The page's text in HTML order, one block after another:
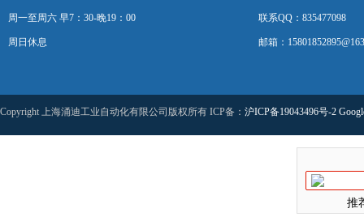
周一至周六 早7：30-晚19：00
周日休息
联系QQ：835477098
邮箱：
Copyright 上海涌迪工业自动化有限公司版权所有 ICP备： 沪ICP备19043496号-2
推